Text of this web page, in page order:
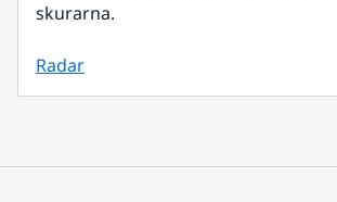
skurarna.
Radar